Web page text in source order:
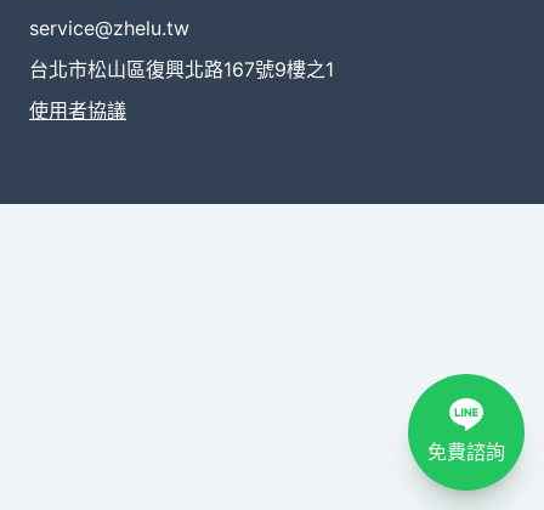
service@zhelu.tw
台北市松山區復興北路167號9樓之1
使用者協議
免費諮詢